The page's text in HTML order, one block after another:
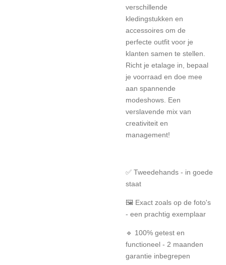
verschillende
kledingstukken en
accessoires om de
perfecte outfit voor je
klanten samen te stellen.
Richt je etalage in, bepaal
je voorraad en doe mee
aan spannende
modeshows. Een
verslavende mix van
creativiteit en
management!
✅ Tweedehands - in goede
staat
🖼️ Exact zoals op de foto's
- een prachtig exemplaar
🔹 100% getest en
functioneel - 2 maanden
garantie inbegrepen